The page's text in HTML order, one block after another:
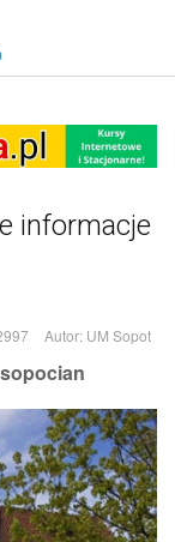
informacje
Autor: UM Sopot